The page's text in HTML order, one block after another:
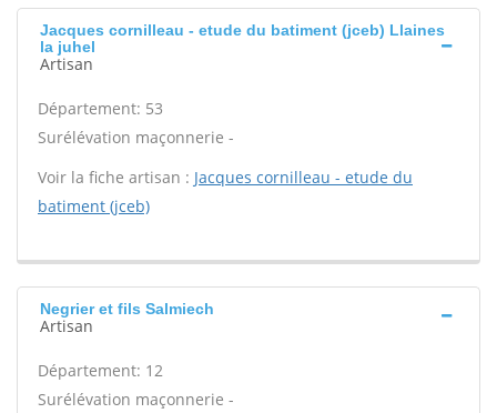
Jacques cornilleau - etude du batiment (jceb) Llaines
la juhel
Artisan
Département: 53
Surélévation maçonnerie -
Voir la fiche artisan : Jacques cornilleau - etude du
batiment (jceb)
Negrier et fils Salmiech
Artisan
Département: 12
Surélévation maçonnerie -